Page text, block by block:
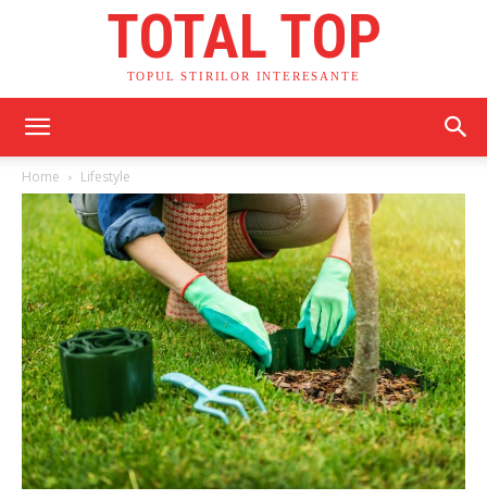
TOTAL TOP
TOPUL STIRILOR INTERESANTE
Home Lifestyle